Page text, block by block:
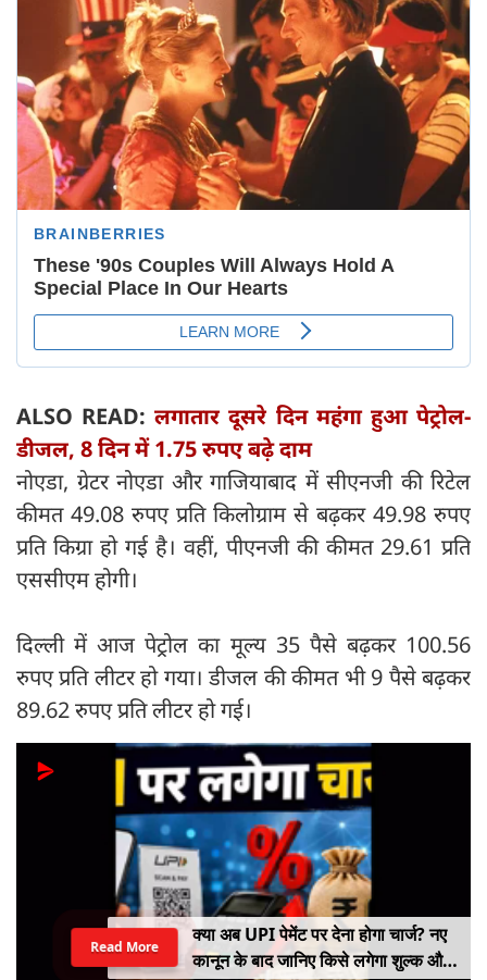
ALSO READ:लगातार दूसरे दिन महंगा हुआ पेट्रोल-
डीजल, 8 दिन में 1.75 रुपए बढ़े दाम
नोएडा, ग्रेटर नोएडा और गाजियाबाद में सीएनजी की रिटेल
कीमत 49.08 रुपए प्रति किलोग्राम से बढ़कर 49.98 रुपए
प्रति किग्रा हो गई है। वहीं, पीएनजी की कीमत 29.61 प्रति
एससीएम होगी।
दिल्ली में आज पेट्रोल का मूल्य 35 पैसे बढ़कर 100.56
रुपए प्रति लीटर हो गया। डीजल की कीमत भी 9 पैसे बढ़कर
89.62 रुपए प्रति लीटर हो गई।
क्या अब UPI पेमेंट पर देना होगा चार्ज? नए
कानून के बाद जानिए किसे लगेगा शुल्क और
Read More